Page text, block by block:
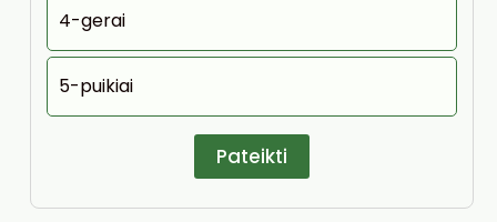
4-gerai
5-puikiai